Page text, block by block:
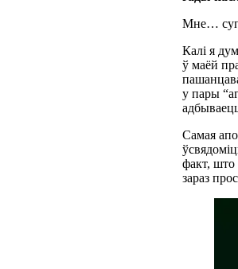
Мне…
Калі я
ў маёй
у пары
Самая
факт, што
зараз